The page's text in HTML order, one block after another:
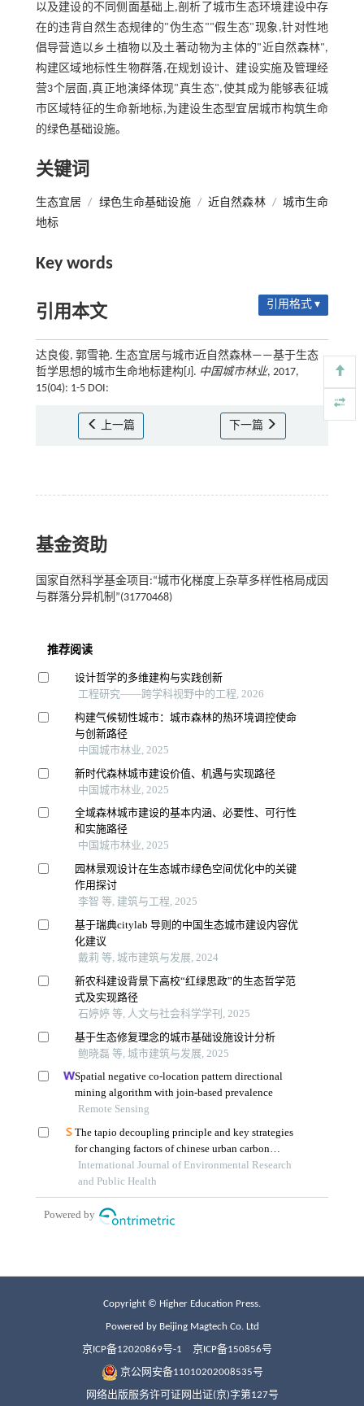
以及建设的不同侧面基础上,剖析了城市生态环境建设中存
在的违背自然生态规律的"伪生态""假生态"现象,针对性地
倡导营造以乡土植物以及土著动物为主体的"近自然森林",
构建区域地标性生物群落,在规划设计、建设实施及管理经
营3个层面,真正地演绎体现"真生态",使其成为能够表征城
市区域特征的生命新地标,为建设生态型宜居城市构筑生命
的绿色基础设施。
关键词
生态宜居 / 绿色生命基础设施 / 近自然森林 / 城市生命
地标
Key words
引用本文 引用格式 ▾
达良俊, 郭雪艳. 生态宜居与城市近自然森林——基于生态
哲学思想的城市生命地标建构[J]. 中国城市林业, 2017,
15(04): 1-5 DOI:
上一篇 下一篇
基金资助
国家自然科学基金项目:“城市化梯度上杂草多样性格局成因
与群落分异机制”(31770468)
Copyright © Higher Education Press.
Powered by Beijing Magtech Co. Ltd
京ICP备12020869号-1 京ICP备150856号
京公网安备11010202008535号
网络出版服务许可证网出证(京)字第127号